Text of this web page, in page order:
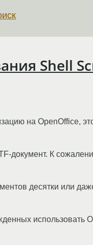
Shell
на OpenOffice,
документ. К
десятки или
использовать